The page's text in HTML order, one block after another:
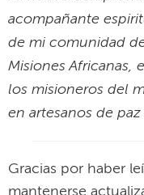
Gracias por haber
mantenerse
pulsando aquí.